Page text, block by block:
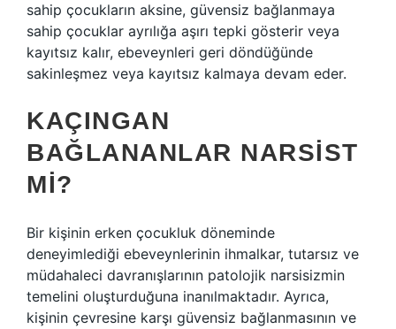
sahip çocukların aksine, güvensiz bağlanmaya
sahip çocuklar ayrılığa aşırı tepki gösterir veya
kayıtsız kalır, ebeveynleri geri döndüğünde
sakinleşmez veya kayıtsız kalmaya devam eder.
KAÇINGAN
BAĞLANANLAR NARSIST
MI?
Bir kişinin erken çocukluk döneminde
deneyimlediği ebeveynlerinin ihmalkar, tutarsız ve
müdahaleci davranışlarının patolojik narsisizmin
temelini oluşturduğuna inanılmaktadır. Ayrıca,
kişinin çevresine karşı güvensiz bağlanmasının ve